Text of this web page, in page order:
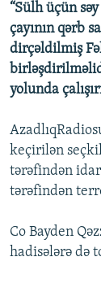
“Sülh üçün
çayının qərb
dirçəldilmiş
yolunda
keçirilən
tərəfindən
tərəfindən
Co Bayden
hadisələrə də